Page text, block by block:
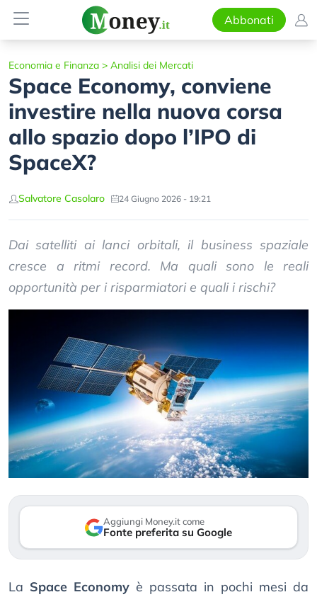
Abbonati
Economia e Finanza > Analisi dei Mercati
Space Economy, conviene
investire nella nuova corsa
allo spazio dopo l’IPO di
SpaceX?
Salvatore Casolaro 24 Giugno 2026 - 19:21
Dai satelliti ai lanci orbitali, il business spaziale
cresce a ritmi record. Ma quali sono le reali
opportunità per i risparmiatori e quali i rischi?
Aggiungi Money.it come
Fonte preferita su Google
La Space Economy è passata in pochi mesi da